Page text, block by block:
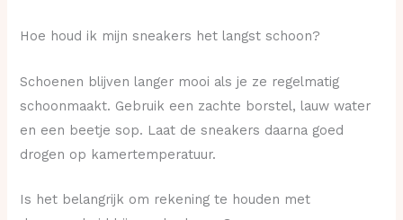
Hoe houd ik mijn sneakers het langst schoon?
Schoenen blijven langer mooi als je ze regelmatig
schoonmaakt. Gebruik een zachte borstel, lauw water
en een beetje sop. Laat de sneakers daarna goed
drogen op kamertemperatuur.
Is het belangrijk om rekening te houden met